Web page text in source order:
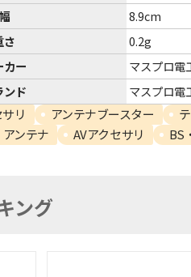
8.9cm
さ
0.2g
カー
マスプロ電
ンド
マスプロ電
リ アンテナブースター
ンテナ
AVアクセサリ BS
ング